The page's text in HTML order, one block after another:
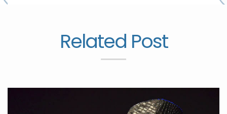
Related Post